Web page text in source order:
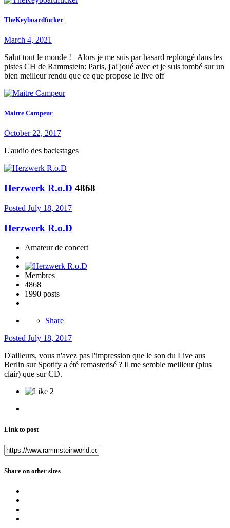
TheKeyboardfucker
March 4, 2021
Salut tout le monde ! Alors je me suis par hasard replongé dans les
pistes CH de Rammstein: Paris, j'ai joué avec et je suis tombé sur un
bien meilleur rendu que ce que propose le live off
Maitre Campeur
October 22, 2017
L'audio des backstages
Herzwerk R.o.D 4868
Posted July 18, 2017
Herzwerk R.o.D
Amateur de concert
Membres
4868
1990 posts
Share
Posted July 18, 2017
D'ailleurs, vous n'avez pas l'impression que le son du Live aus
Berlin sur Spotify a été remasterisé ? Il me semble meilleur (plus
clair) que sur CD.
2
Link to post
Share on other sites